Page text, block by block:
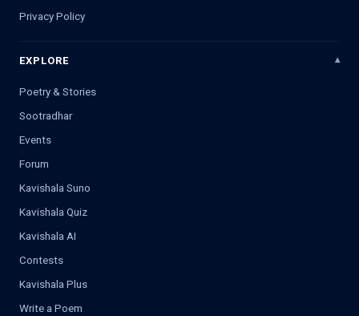
Privacy Policy
EXPLORE
Poetry & Stories
Sootradhar
Events
Forum
Kavishala Suno
Kavishala Quiz
Kavishala AI
Contests
Kavishala Plus
Write a Poem